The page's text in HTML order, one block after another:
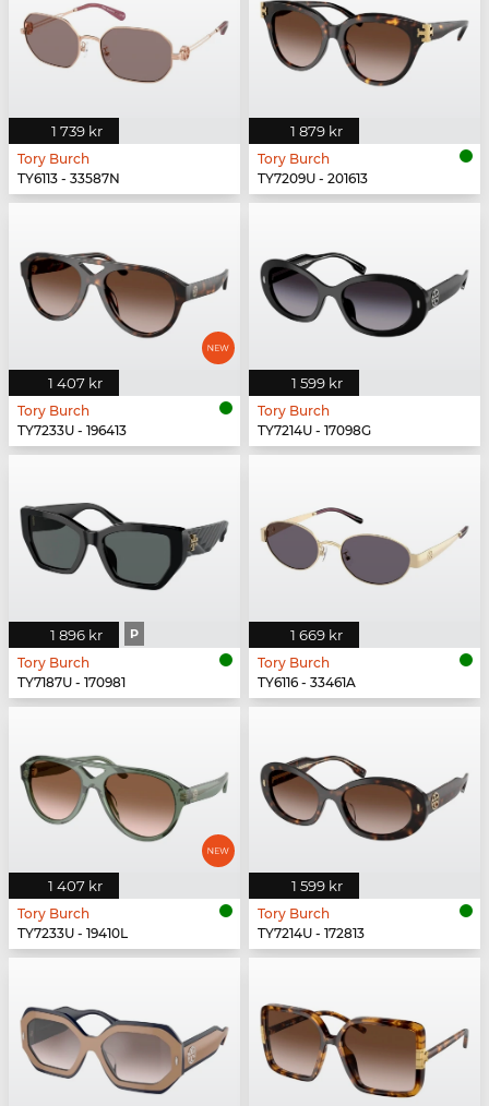
1 739 kr
Tory Burch
TY6113 - 33587N
1 879 kr
Tory Burch
TY7209U - 201613
1 407 kr
Tory Burch
TY7233U - 196413
1 599 kr
Tory Burch
TY7214U - 17098G
1 896 kr P
Tory Burch
TY7187U - 170981
1 669 kr
Tory Burch
TY6116 - 33461A
1 407 kr
Tory Burch
TY7233U - 19410L
1 599 kr
Tory Burch
TY7214U - 172813